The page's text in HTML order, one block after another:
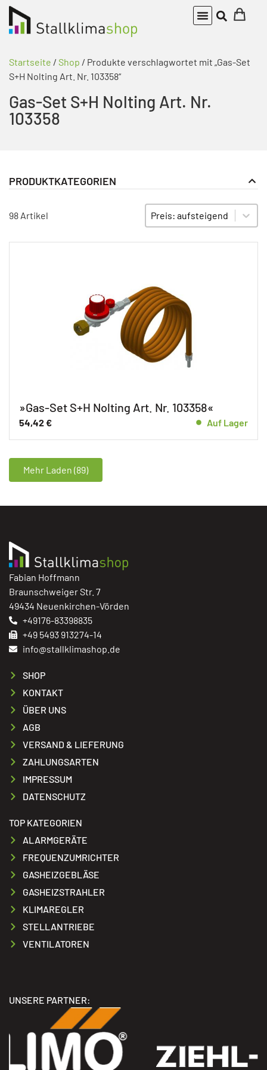
Startseite / Shop / Produkte verschlagwortet mit „Gas-Set
S+H Nolting Art. Nr. 103358“
Gas-Set S+H Nolting Art. Nr.
103358
PRODUKTKATEGORIEN
98 Artikel
SORTIEREN
Sort content
»Gas-Set S+H Nolting Art. Nr. 103358«
54,42 € Auf Lager
Mehr Laden (89)
Fabian Hoffmann
Braunschweiger Str. 7
49434 Neuenkirchen-Vörden
+49176-83398835
+49 5493 913274-14
info@stallklimashop.de
SHOP
KONTAKT
ÜBER UNS
AGB
VERSAND & LIEFERUNG
ZAHLUNGSARTEN
IMPRESSUM
DATENSCHUTZ
TOP KATEGORIEN
ALARMGERÄTE
FREQUENZUMRICHTER
GASHEIZGEBLÄSE
GASHEIZSTRAHLER
KLIMAREGLER
STELLANTRIEBE
VENTILATOREN
UNSERE PARTNER: